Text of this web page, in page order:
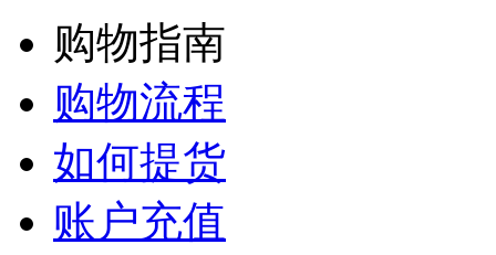
购物指南
购物流程
如何提货
账户充值